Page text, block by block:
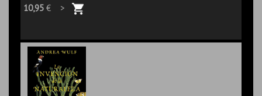
10,95 € >